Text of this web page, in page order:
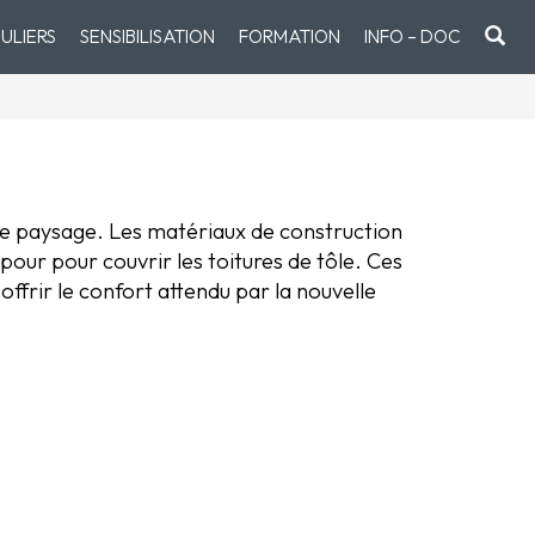
SENSIBILISATION FORMATION INFO – DOC
paysage. Les matériaux de construction
pour couvrir les toitures de tôle. Ces
le confort attendu par la nouvelle